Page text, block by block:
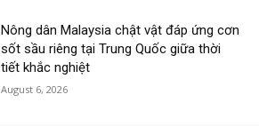
Nông dân Malaysia chật vật đáp ứng cơn
sốt sầu riêng tại Trung Quốc giữa thời
tiết khắc nghiệt
August 6, 2026